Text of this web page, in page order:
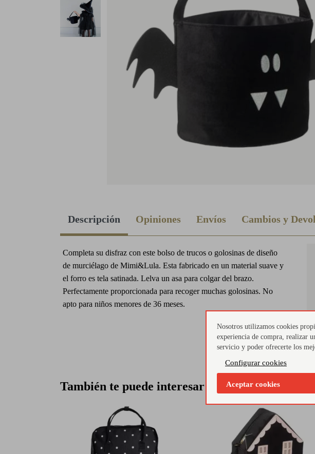
Descripción Opiniones Envíos Cambios y
Completa su disfraz con este bolso de trucos o golosinas de diseño
de murciélago de Mimi&Lula. Esta fabricado en un material suave y
el forro es tela satinada. Lelva un asa para colgar del brazo.
Perfectamente proporcionada para recoger muchas golosinas. No
apto para niños menores de 36 meses.
También te puede interesar
Nosotros utilizamos cookies
experiencia de compra, realizar
servicio y poder ofrecerte los
Configurar cookies
Aceptar cookies